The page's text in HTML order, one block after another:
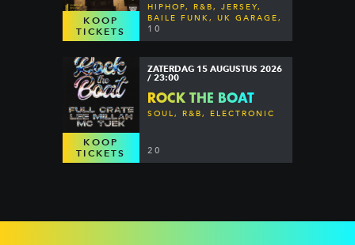
KOOP
TICKETS
HIPHOP, R&B, JERSEY,
BAILE FUNK, UK GARAGE,
DANCEHALL & MORE
10
KOOP
TICKETS
ZATERDAG 15 AUGUSTUS 2026
/ 23:00
ROCK THE BOAT
SOUL, R&B, ELECTRONIC
20